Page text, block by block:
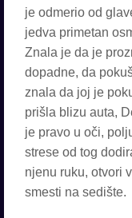
je odmerio od
jedva primetan
Znala je da je
dopadne, da
znala da joj je
prišla blizu auta,
je pravo u oči,
strese od tog
njenu ruku, otvori
smesti na sedište.